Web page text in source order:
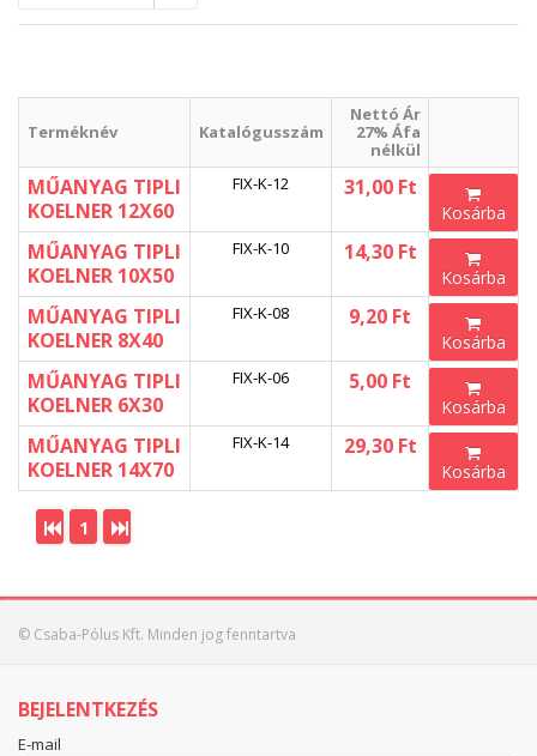
Terméknév Katalógusszám
Nettó Ár
27% Áfa
nélkül
MŰANYAG TIPLI
KOELNER 12X60
FIX-K-12 31,00 Ft
Kosárba
MŰANYAG TIPLI
KOELNER 10X50
FIX-K-10 14,30 Ft
Kosárba
MŰANYAG TIPLI
KOELNER 8X40
FIX-K-08 9,20 Ft
Kosárba
MŰANYAG TIPLI
KOELNER 6X30
FIX-K-06 5,00 Ft
Kosárba
MŰANYAG TIPLI
KOELNER 14X70
FIX-K-14 29,30 Ft
Kosárba
1
© Csaba-Pólus Kft. Minden jog fenntartva
BEJELENTKEZÉS
E-mail